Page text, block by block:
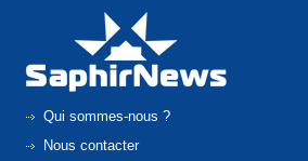
Qui sommes-nous ?
Nous contacter